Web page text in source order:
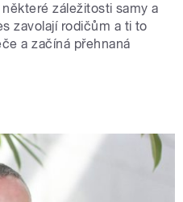
záležitosti samy a
zavolají rodičům a ti to
a začíná přehnaná